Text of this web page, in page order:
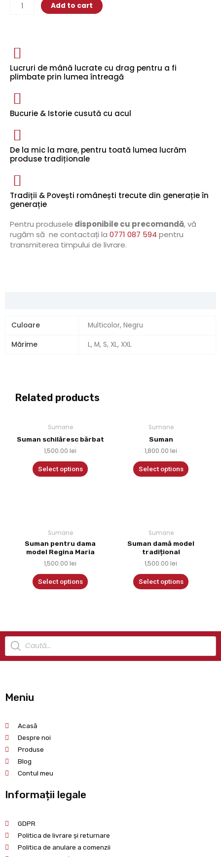
Add to cart
Lucruri de mână lucrate cu drag pentru a fi
plimbate prin lumea întreagă
Bucurie & Istorie cusută cu acul
De la mic la mare, pentru toată lumea lucrăm
produse tradiționale
Tradiții & Povești românești trecute din generație în
generație
Pentru produsele disponibile cu precomandă, vă
rugăm să ne contactați la 0771 087 594 pentru
transmiterea timpului de livrare.
Culoare Multicolor, Negru
Mărime L, M, S, XL, XXL
Related products
Sumane
Suman schilăresc bărbat
1,500.00 lei
Select options
Sumane
Suman
1,800.00 lei
Select options
Sumane
Suman pentru dama
model Regina Maria
1,500.00 lei
Select options
Sumane
Suman damă model
tradițional
1,500.00 lei
Select options
Meniu
Acasă
Despre noi
Produse
Blog
Contul meu
Informații legale
GDPR
Politica de livrare și returnare
Politica de anulare a comenzii